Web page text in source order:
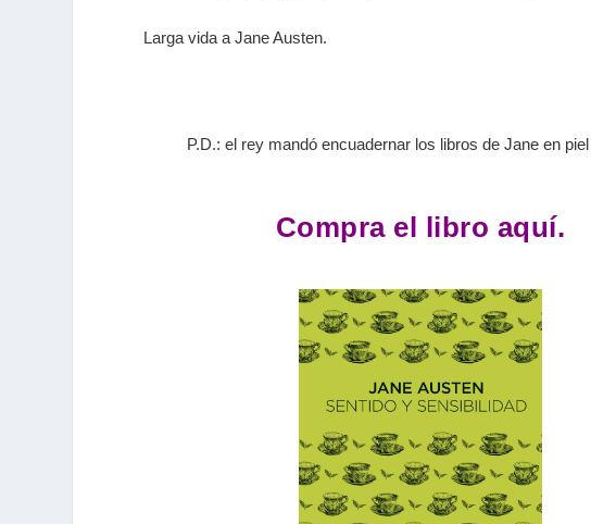
Larga vida a Jane Austen.
P.D.: el rey mandó encuadernar los libros de Jane en
Compra el libro aquí.